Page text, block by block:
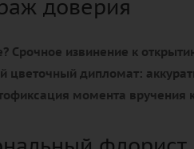
доверия
Срочное извинение к
цветочный дипломат:
момента вручения